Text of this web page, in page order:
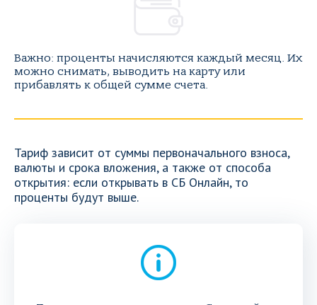
Важно: проценты начисляются каждый месяц. Их
можно снимать, выводить на карту или
прибавлять к общей сумме счета.
Тариф зависит от суммы первоначального взноса,
валюты и срока вложения, а также от способа
открытия: если открывать в СБ Онлайн, то
проценты будут выше.